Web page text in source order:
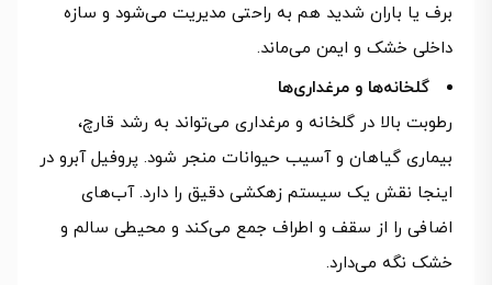
برف یا باران شدید هم به راحتی مدیریت می‌شود و سازه
داخلی خشک و ایمن می‌ماند.
گلخانه‌ها و مرغداری‌ها
رطوبت بالا در گلخانه و مرغداری می‌تواند به رشد قارچ،
بیماری گیاهان و آسیب حیوانات منجر شود. پروفیل آبرو در
اینجا نقش یک سیستم زهکشی دقیق را دارد. آب‌های
اضافی را از سقف و اطراف جمع می‌کند و محیطی سالم و
خشک نگه می‌دارد.